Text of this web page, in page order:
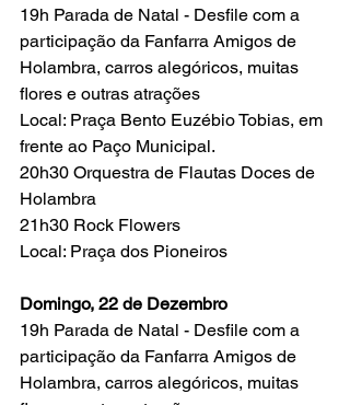
19h Parada de Natal - Desfile com a
participação da Fanfarra Amigos de
Holambra, carros alegóricos, muitas
flores e outras atrações
Local: Praça Bento Euzébio Tobias, em
frente ao Paço Municipal.
20h30 Orquestra de Flautas Doces de
Holambra
21h30 Rock Flowers
Local: Praça dos Pioneiros
Domingo, 22 de Dezembro
19h Parada de Natal - Desfile com a
participação da Fanfarra Amigos de
Holambra, carros alegóricos, muitas